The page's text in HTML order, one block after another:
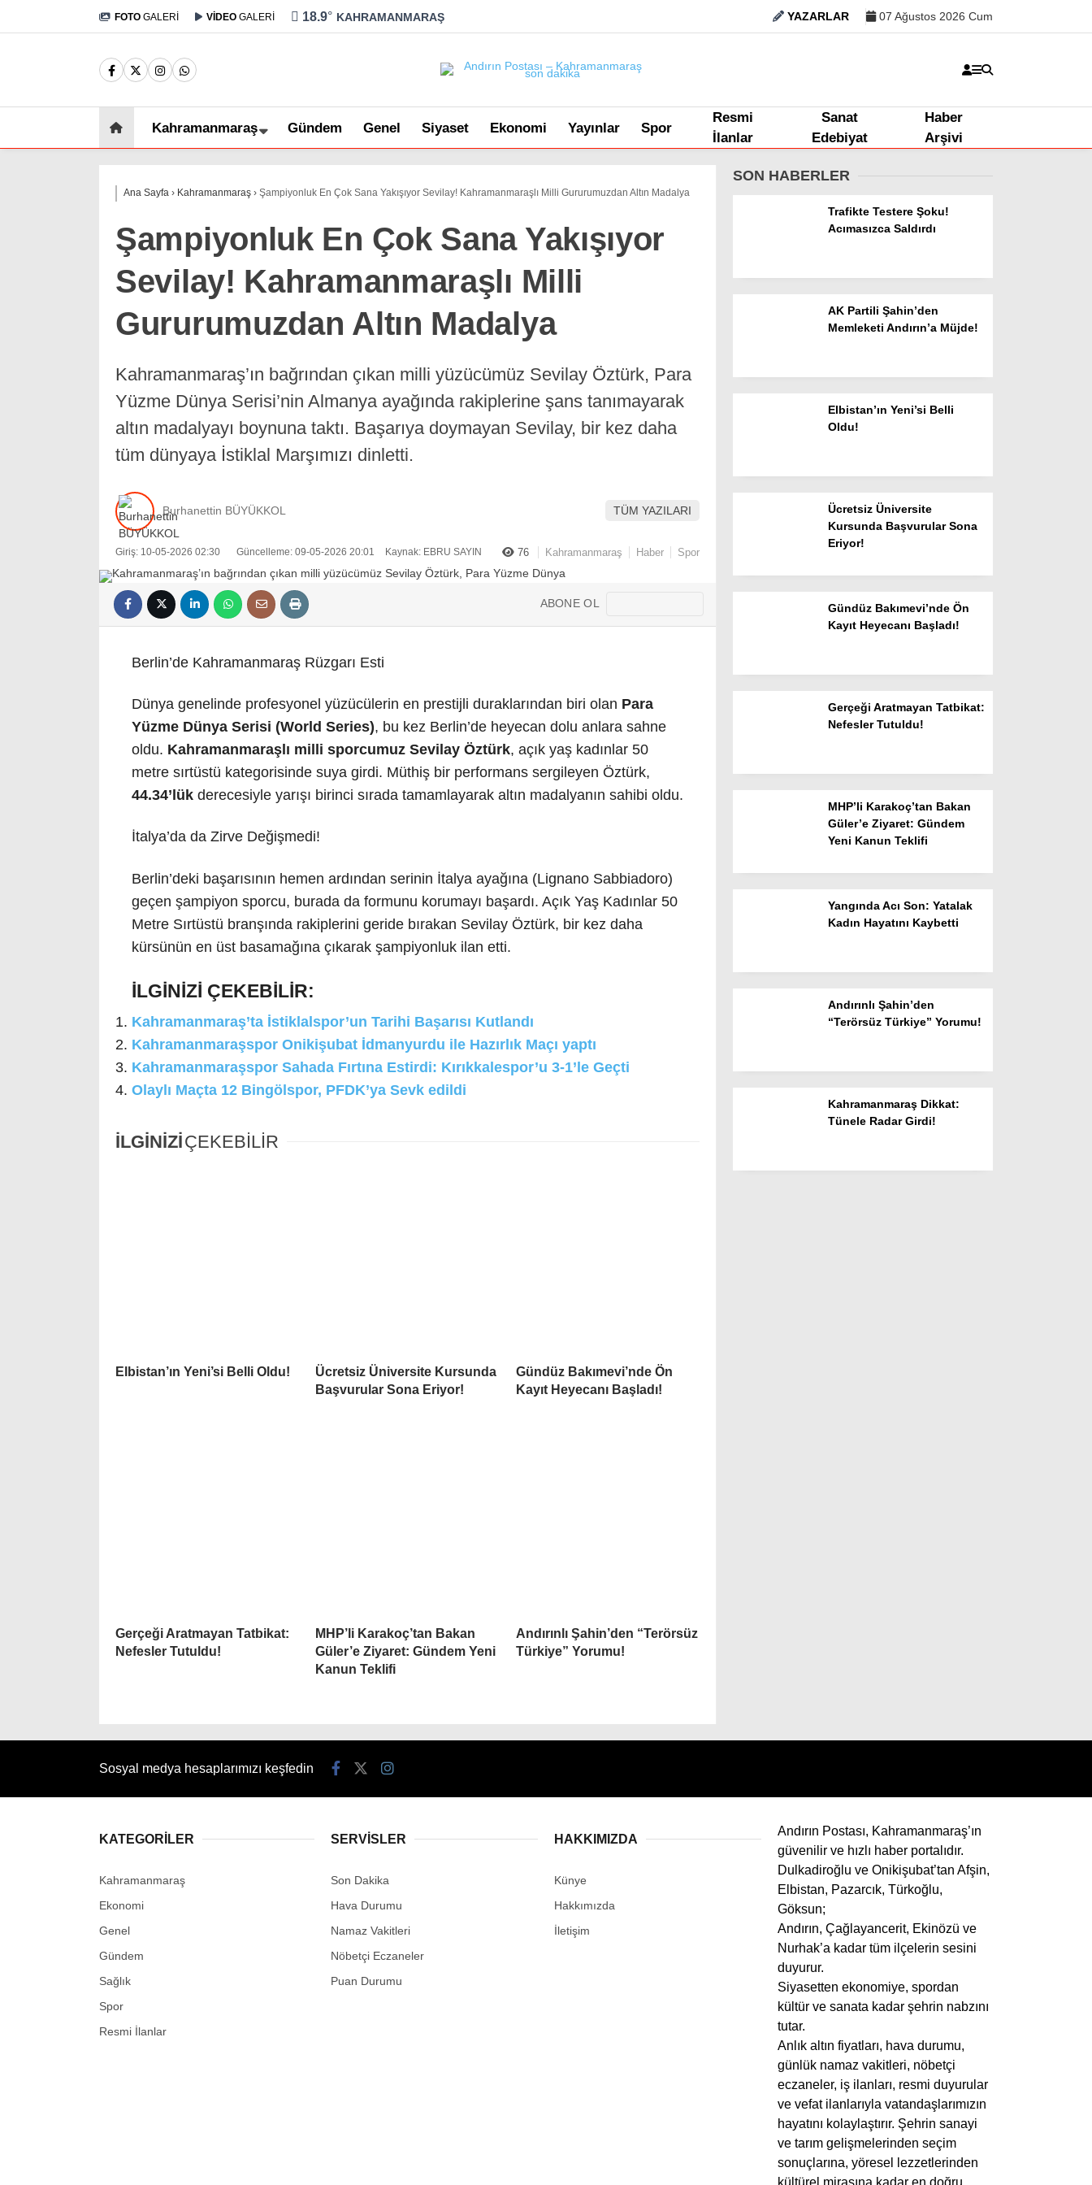
Kahramanmaraş
Genel
Spor
Haber Arşivi
FOTO GALERİ VİDEO GALERİ 18.9° KAHRAMANMARAŞ YAZARLAR 07 Ağustos 2026 Cum
Kahramanmaraş Gündem Genel Siyaset Ekonomi Yayınlar Spor
Resmi
İlanlar
Sanat
Edebiyat
Haber
Arşivi
Ana Sayfa › Kahramanmaraş › Şampiyonluk En Çok Sana Yakışıyor Sevilay! Kahramanmaraşlı Milli Gururumuzdan Altın Madalya
Şampiyonluk En Çok Sana Yakışıyor
Sevilay! Kahramanmaraşlı Milli
Gururumuzdan Altın Madalya
Kahramanmaraş’ın bağrından çıkan milli yüzücümüz Sevilay Öztürk, Para
Yüzme Dünya Serisi’nin Almanya ayağında rakiplerine şans tanımayarak
altın madalyayı boynuna taktı. Başarıya doymayan Sevilay, bir kez daha
tüm dünyaya İstiklal Marşımızı dinletti.
Burhanettin BÜYÜKKOL TÜM YAZILARI
Giriş: 10-05-2026 02:30 Güncelleme: 09-05-2026 20:01 Kaynak: EBRU SAYIN 76 Kahramanmaraş Haber Spor
ABONE OL
Berlin’de Kahramanmaraş Rüzgarı Esti
Dünya genelinde profesyonel yüzücülerin en prestijli duraklarından biri olan Para
Yüzme Dünya Serisi (World Series), bu kez Berlin’de heyecan dolu anlara sahne
oldu. Kahramanmaraşlı milli sporcumuz Sevilay Öztürk, açık yaş kadınlar 50
metre sırtüstü kategorisinde suya girdi. Müthiş bir performans sergileyen Öztürk,
44.34’lük derecesiyle yarışı birinci sırada tamamlayarak altın madalyanın sahibi oldu.
İtalya’da da Zirve Değişmedi!
Berlin’deki başarısının hemen ardından serinin İtalya ayağına (Lignano Sabbiadoro)
geçen şampiyon sporcu, burada da formunu korumayı başardı. Açık Yaş Kadınlar 50
Metre Sırtüstü branşında rakiplerini geride bırakan Sevilay Öztürk, bir kez daha
kürsünün en üst basamağına çıkarak şampiyonluk ilan etti.
İLGİNİZİ ÇEKEBİLİR:
Kahramanmaraş’ta İstiklalspor’un Tarihi Başarısı Kutlandı
Kahramanmaraşspor Onikişubat İdmanyurdu ile Hazırlık Maçı yaptı
Kahramanmaraşspor Sahada Fırtına Estirdi: Kırıkkalespor’u 3-1’le Geçti
Olaylı Maçta 12 Bingölspor, PFDK’ya Sevk edildi
İLGİNİZİÇEKEBİLİR
Elbistan’ın Yeni’si Belli Oldu!
Ücretsiz Üniversite Kursunda
Başvurular Sona Eriyor!
Gündüz Bakımevi’nde Ön
Kayıt Heyecanı Başladı!
Gerçeği Aratmayan Tatbikat:
Nefesler Tutuldu!
MHP’li Karakoç’tan Bakan
Güler’e Ziyaret: Gündem Yeni
Kanun Teklifi
Andırınlı Şahin’den “Terörsüz
Türkiye” Yorumu!
SON HABERLER
Trafikte Testere Şoku!
Acımasızca Saldırdı
AK Partili Şahin’den
Memleketi Andırın’a Müjde!
Elbistan’ın Yeni’si Belli
Oldu!
Ücretsiz Üniversite
Kursunda Başvurular Sona
Eriyor!
Gündüz Bakımevi’nde Ön
Kayıt Heyecanı Başladı!
Gerçeği Aratmayan Tatbikat:
Nefesler Tutuldu!
MHP’li Karakoç’tan Bakan
Güler’e Ziyaret: Gündem
Yeni Kanun Teklifi
Yangında Acı Son: Yatalak
Kadın Hayatını Kaybetti
Andırınlı Şahin’den
“Terörsüz Türkiye” Yorumu!
Kahramanmaraş Dikkat:
Tünele Radar Girdi!
Sosyal medya hesaplarımızı keşfedin
KATEGORİLER
Kahramanmaraş
Ekonomi
Genel
Gündem
Sağlık
Spor
Resmi İlanlar
SERVİSLER
Son Dakika
Hava Durumu
Namaz Vakitleri
Nöbetçi Eczaneler
Puan Durumu
HAKKIMIZDA
Künye
Hakkımızda
İletişim
Andırın Postası, Kahramanmaraş’ın
güvenilir ve hızlı haber portalıdır.
Dulkadiroğlu ve Onikişubat’tan Afşin,
Elbistan, Pazarcık, Türkoğlu,
Göksun;
Andırın, Çağlayancerit, Ekinözü ve
Nurhak’a kadar tüm ilçelerin sesini
duyurur.
Siyasetten ekonomiye, spordan
kültür ve sanata kadar şehrin nabzını
tutar.
Anlık altın fiyatları, hava durumu,
günlük namaz vakitleri, nöbetçi
eczaneler, iş ilanları, resmi duyurular
ve vefat ilanlarıyla vatandaşlarımızın
hayatını kolaylaştırır. Şehrin sanayi
ve tarım gelişmelerinden seçim
sonuçlarına, yöresel lezzetlerinden
kültürel mirasına kadar en doğru